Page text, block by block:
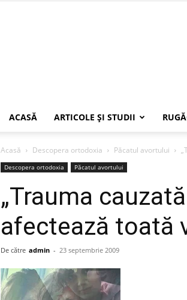
ACASĂ ARTICOLE ŞI STUDII
Acasă Descopera ortodoxia Păcatul avortului
Descopera ortodoxia Păcatul avortului
„Trauma
afectează toată
De către admin - 23 septembrie 2009